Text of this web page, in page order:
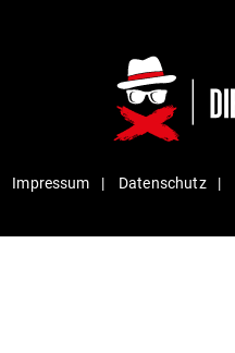
Impressum Daten­schutz